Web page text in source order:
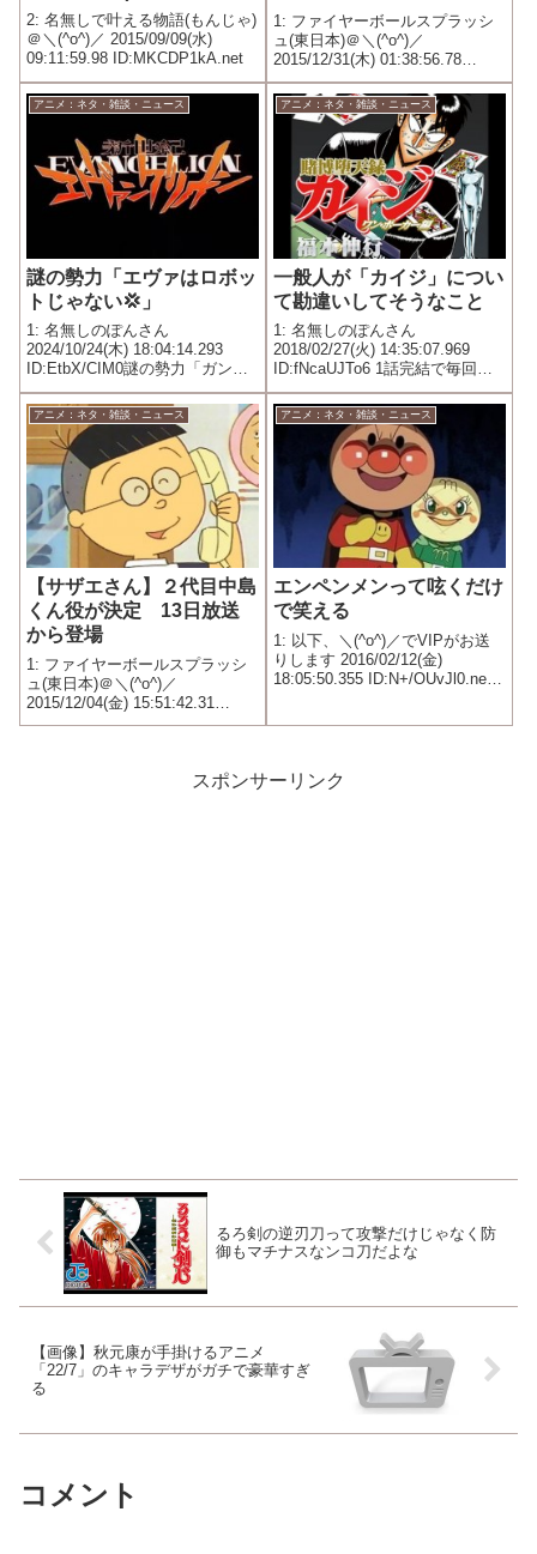
∀ﾟ)━━━━━!!!!!
2: 名無しで叶える物語(もんじゃ)
＠＼(^o^)／ 2015/09/09(水)
09:11:59.98 ID:MKCDP1kA.net
1: ファイヤーボールスプラッシ
ュ(東日本)＠＼(^o^)／
2015/12/31(木) 01:38:56.78
ID:Tvz29kI50.net 最近のテレビ
番組は高視聴率を取るのが難し
くなっています。そんな中、あ
る程度の視聴率を稼いでく...
アニメ：ネタ・雑談・ニュース
謎の勢力「エヴァはロボッ
トじゃない💢」
1: 名無しのぽんさん
2024/10/24(木) 18:04:14.293
ID:EtbX/CIM0謎の勢力「ガンダ
ムはロボットじゃない💢」
アニメ：ネタ・雑談・ニュース
一般人が「カイジ」につい
て勘違いしてそうなこと
1: 名無しのぽんさん
2018/02/27(火) 14:35:07.969
ID:fNcaUJTo6 1話完結で毎回違
うギャンブルをする
アニメ：ネタ・雑談・ニュース
【サザエさん】２代目中島
くん役が決定 13日放送
から登場
1: ファイヤーボールスプラッシ
ュ(東日本)＠＼(^o^)／
2015/12/04(金) 15:51:42.31
ID:pzUaebNF0.net フジテレビの
声を担当していた声優・白...
アニメ：ネタ・雑談・ニュース
エンペンメンって呟くだけ
で笑える
1: 以下、＼(^o^)／でVIPがお送
りします 2016/02/12(金)
18:05:50.355 ID:N+/OUvJl0.net
スポンサーリンク
るろ剣の逆刃刀って攻撃だけじゃなく防
御もマチナスなンコ刀だよな
【画像】秋元康が手掛けるアニメ
「22/7」のキャラデザがガチで豪華すぎ
る
コメント